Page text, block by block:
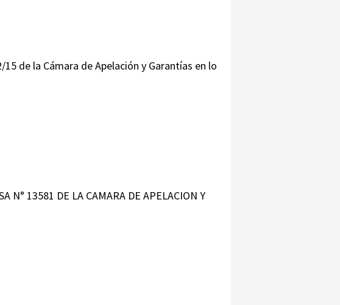
de la Cámara de Apelación y Garantías en lo
N° 13581 DE LA CAMARA DE APELACION Y